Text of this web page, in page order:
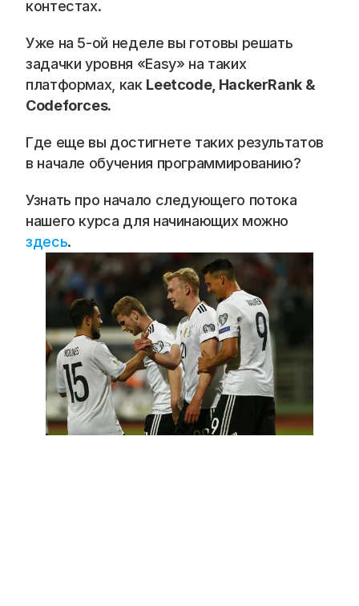
контестах.
Уже на 5-ой неделе вы готовы решать
задачки уровня «Easy» на таких
платформах, как Leetcode, HackerRank &
Codeforces.
Где еще вы достигнете таких результатов
в начале обучения программированию?
Узнать про начало следующего потока
здесь.